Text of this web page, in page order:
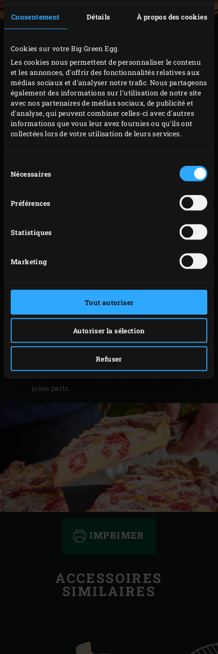
Consentement Détails À propos des cookies
Cookies sur votre Big Green Egg.
Les cookies nous permettent de personnaliser le contenu
et les annonces, d'offrir des fonctionnalités relatives aux
médias sociaux et d'analyser notre trafic. Nous partageons
également des informations sur l'utilisation de notre site
avec nos partenaires de médias sociaux, de publicité et
d'analyse, qui peuvent combiner celles-ci avec d'autres
informations que vous leur avez fournies ou qu'ils ont
collectées lors de votre utilisation de leurs services.
duNécessaires
Préférences
Statistiques
Marketing
Tout autoriser
Autoriser la sélection
Refuser
Allumez le charbon de boisdans le Big Green Egg et
faites-le chauffer à 180 °C avec leconvEGGtoret la
grille en acier inoxydableen place à l’intérieur.
Pendant ce temps, graissez lasauteuse en fonte(Ø
26 cm) avec du beurre et saupoudrez-la de farine.
Retirez la farine excédentaire.
fond de la sauteuse. Placez la pâte dans ce moule et
pressez-la avec les doigts pour l’étaler encore un
peu, de manière à ce que le fond et le bord de la
Pour la pâte, tamisez deux fois la farine. Battez les
œufs dans un saladier et ajoutez le sucre cristallisé
tout en fouettant. Incorporez petit à petit le lait puis
la farine pour obtenir une pâte homogène.
les framboises sur le dessus. Placez la sauteuse sur
la grille, fermez le couvercle de l’EGG et faites cuire
le clafoutis pendant environ 45 minutes jusqu’à ce
qu’il soit cuit et doré.
Sortez le clafoutis de votre Big Green Egg. Laissez-le
refroidir jusqu’à ce qu’il soit tiède.
Saupoudrez de sucre glace puis découpez-le en
jolies parts.
IMPRIMER
ACCESSOIRES
SIMILAIRES